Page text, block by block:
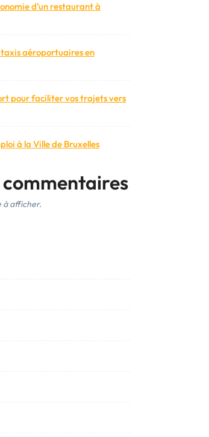
d’un restaurant à
aéroportuaires en
pour faciliter vos trajets vers
à la Ville de Bruxelles
à afficher.